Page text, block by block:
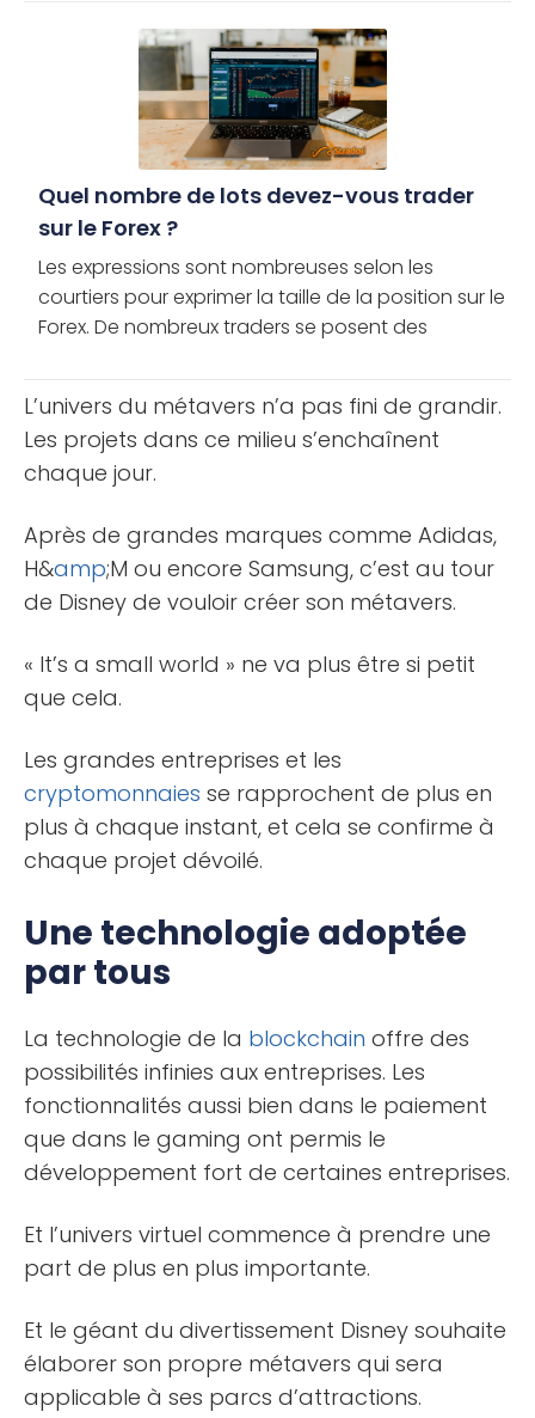
Quel nombre de lots devez-vous trader
sur le Forex ?
Les expressions sont nombreuses selon les
courtiers pour exprimer la taille de la position sur le
Forex. De nombreux traders se posent des
L’univers du métavers n’a pas fini de grandir.
Les projets dans ce milieu s’enchaînent
chaque jour.
Après de grandes marques comme Adidas,
H&amp;M ou encore Samsung, c’est au tour
de Disney de vouloir créer son métavers.
« It’s a small world » ne va plus être si petit
que cela.
Les grandes entreprises et les
cryptomonnaies se rapprochent de plus en
plus à chaque instant, et cela se confirme à
chaque projet dévoilé.
Une technologie adoptée
par tous
La technologie de la blockchain offre des
possibilités infinies aux entreprises. Les
fonctionnalités aussi bien dans le paiement
que dans le gaming ont permis le
développement fort de certaines entreprises.
Et l’univers virtuel commence à prendre une
part de plus en plus importante.
Et le géant du divertissement Disney souhaite
élaborer son propre métavers qui sera
applicable à ses parcs d’attractions.